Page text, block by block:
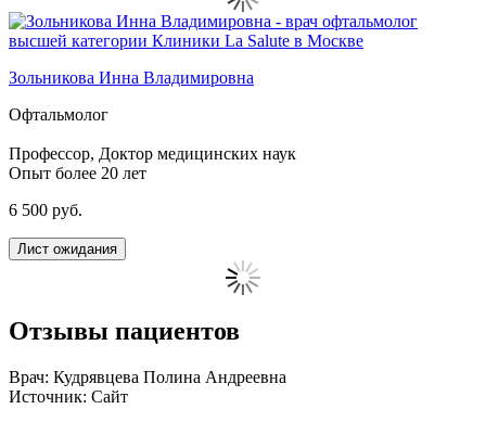
Зольникова Инна Владимировна
Офтальмолог
Профессор, Доктор медицинских наук
Опыт более 20 лет
6 500 руб.
Лист ожидания
Отзывы пациентов
Врач: Кудрявцева Полина Андреевна
Источник: Сайт